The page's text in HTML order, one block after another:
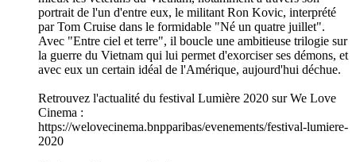
portrait de l'un d'entre eux, le militant Ron Kovic, interprété
par Tom Cruise dans le formidable "Né un quatre juillet".
Avec "Entre ciel et terre", il boucle une ambitieuse trilogie sur
la guerre du Vietnam qui lui permet d'exorciser ses démons, et
avec eux un certain idéal de l'Amérique, aujourd'hui déchue.
Retrouvez l'actualité du festival Lumière 2020 sur We Love
Cinema :
https://welovecinema.bnpparibas/evenements/festival-lumiere-
2020